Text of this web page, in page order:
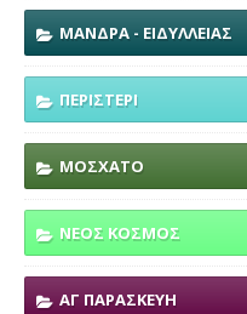
ΜΑΝΔΡΑ - ΕΙΔΥΛΛΕΙΑΣ
ΠΕΡΙΣΤΕΡΙ
ΜΟΣΧΑΤΟ
ΝΕΟΣ ΚΟΣΜΟΣ
ΑΓ ΠΑΡΑΣΚΕΥΗ